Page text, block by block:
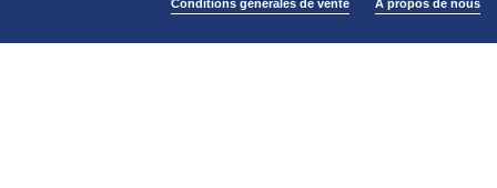
Conditions générales de vente A propos de nous